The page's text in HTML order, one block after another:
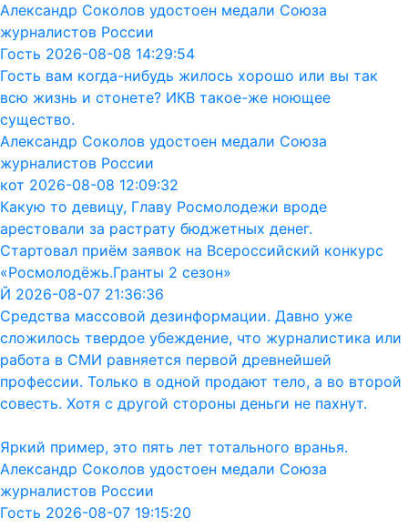
Александр Соколов удостоен медали Союза
журналистов России
Гость 2026-08-08 14:29:54
Гость вам когда-нибудь жилось хорошо или вы так
всю жизнь и стонете? ИКВ такое-же ноющее
существо.
Александр Соколов удостоен медали Союза
журналистов России
кот 2026-08-08 12:09:32
Какую то девицу, Главу Росмолодежи вроде
арестовали за растрату бюджетных денег.
Стартовал приём заявок на Всероссийский конкурс
«Росмолодёжь.Гранты 2 сезон»
Й 2026-08-07 21:36:36
Средства массовой дезинформации. Давно уже
сложилось твердое убеждение, что журналистика или
работа в СМИ равняется первой древнейшей
профессии. Только в одной продают тело, а во второй
совесть. Хотя с другой стороны деньги не пахнут.
Яркий пример, это пять лет тотального вранья.
Александр Соколов удостоен медали Союза
журналистов России
Гость 2026-08-07 19:15:20